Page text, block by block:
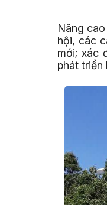
Nâng
hội, các
mới; xác
phát triển